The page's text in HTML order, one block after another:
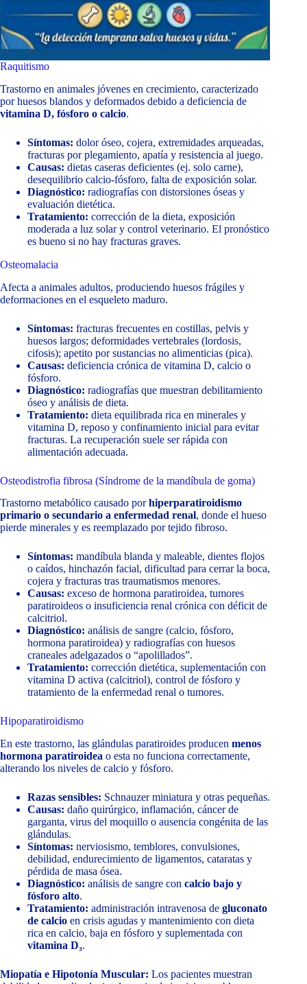
Raquitismo
Trastorno en animales jóvenes en crecimiento, caracterizado
por huesos blandos y deformados debido a deficiencia de
vitamina D, fósforo o calcio.
Síntomas: dolor óseo, cojera, extremidades arqueadas,
fracturas por plegamiento, apatía y resistencia al juego.
Causas: dietas caseras deficientes (ej. solo carne),
desequilibrio calcio-fósforo, falta de exposición solar.
Diagnóstico: radiografías con distorsiones óseas y
evaluación dietética.
Tratamiento: corrección de la dieta, exposición
moderada a luz solar y control veterinario. El pronóstico
es bueno si no hay fracturas graves.
Osteomalacia
Afecta a animales adultos, produciendo huesos frágiles y
deformaciones en el esqueleto maduro.
Síntomas: fracturas frecuentes en costillas, pelvis y
huesos largos; deformidades vertebrales (lordosis,
cifosis); apetito por sustancias no alimenticias (pica).
Causas: deficiencia crónica de vitamina D, calcio o
fósforo.
Diagnóstico: radiografías que muestran debilitamiento
óseo y análisis de dieta.
Tratamiento: dieta equilibrada rica en minerales y
vitamina D, reposo y confinamiento inicial para evitar
fracturas. La recuperación suele ser rápida con
alimentación adecuada.
Osteodistrofia fibrosa (Síndrome de la mandíbula de goma)
Trastorno metabólico causado porhiperparatiroidismo
primario o secundario a enfermedad renal, donde el hueso
pierde minerales y es reemplazado por tejido fibroso.
Síntomas: mandíbula blanda y maleable, dientes flojos
o caídos, hinchazón facial, dificultad para cerrar la boca,
cojera y fracturas tras traumatismos menores.
Causas: exceso de hormona paratiroidea, tumores
paratiroideos o insuficiencia renal crónica con déficit de
calcitriol.
Diagnóstico: análisis de sangre (calcio, fósforo,
hormona paratiroidea) y radiografías con huesos
craneales adelgazados o “apolillados”.
Tratamiento: corrección dietética, suplementación con
vitamina D activa (calcitriol), control de fósforo y
tratamiento de la enfermedad renal o tumores.
Hipoparatiroidismo
En este trastorno, las glándulas paratiroides producen menos
hormona paratiroidea o esta no funciona correctamente,
alterando los niveles de calcio y fósforo.
Razas sensibles: Schnauzer miniatura y otras pequeñas.
Causas: daño quirúrgico, inflamación, cáncer de
garganta, virus del moquillo o ausencia congénita de las
glándulas.
Síntomas: nerviosismo, temblores, convulsiones,
debilidad, endurecimiento de ligamentos, cataratas y
pérdida de masa ósea.
Diagnóstico: análisis de sangre con calcio bajo y
fósforo alto.
Tratamiento: administración intravenosa de gluconato
de calcio en crisis agudas y mantenimiento con dieta
rica en calcio, baja en fósforo y suplementada con
vitamina D₃.
Miopatía e Hipotonía Muscular: Los pacientes muestran